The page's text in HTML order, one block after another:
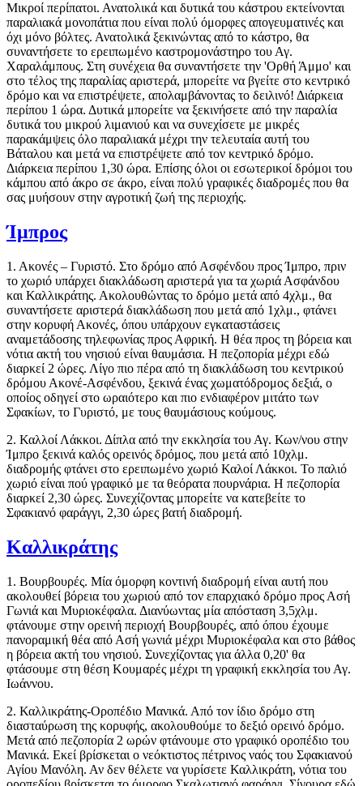
Μικροί περίπατοι. Ανατολικά και δυτικά του κάστρου εκτείνονται
παραλιακά μονοπάτια που είναι πολύ όμορφες απογευματινές και
όχι μόνο βόλτες. Ανατολικά ξεκινώντας από το κάστρο, θα
συναντήσετε το ερειπωμένο καστρομονάστηρο του Αγ.
Χαραλάμπους. Στη συνέχεια θα συναντήσετε την 'Ορθή Άμμο' και
στο τέλος της παραλίας αριστερά, μπορείτε να βγείτε στο κεντρικό
δρόμο και να επιστρέψετε, απολαμβάνοντας το δειλινό! Διάρκεια
περίπου 1 ώρα. Δυτικά μπορείτε να ξεκινήσετε από την παραλία
δυτικά του μικρού λιμανιού και να συνεχίσετε με μικρές
παρακάμψεις όλο παραλιακά μέχρι την τελευταία αυτή του
Βάταλου και μετά να επιστρέψετε από τον κεντρικό δρόμο.
Διάρκεια περίπου 1,30 ώρα. Επίσης όλοι οι εσωτερικοί δρόμοι του
κάμπου από άκρο σε άκρο, είναι πολύ γραφικές διαδρομές που θα
σας μυήσουν στην αγροτική ζωή της περιοχής.
Ίμπρος
1. Ακονές – Γυριστό. Στο δρόμο από Ασφένδου προς Ίμπρο, πριν
το χωριό υπάρχει διακλάδωση αριστερά για τα χωριά Ασφάνδου
και Καλλικράτης. Ακολουθώντας το δρόμο μετά από 4χλμ., θα
συναντήσετε αριστερά διακλάδωση που μετά από 1χλμ., φτάνει
στην κορυφή Ακονές, όπου υπάρχουν εγκαταστάσεις
αναμετάδοσης τηλεφωνίας προς Αφρική. Η θέα προς τη βόρεια και
νότια ακτή του νησιού είναι θαυμάσια. Η πεζοπορία μέχρι εδώ
διαρκεί 2 ώρες. Λίγο πιο πέρα από τη διακλάδωση του κεντρικού
δρόμου Ακονέ-Ασφένδου, ξεκινά ένας χωματόδρομος δεξιά, ο
οποίος οδηγεί στο ωραιότερο και πιο ενδιαφέρον μιτάτο των
Σφακίων, το Γυριστό, με τους θαυμάσιους κούμους.
2. Καλλοί Λάκκοι. Δίπλα από την εκκλησία του Αγ. Κων/νου στην
Ίμπρο ξεκινά καλός ορεινός δρόμος, που μετά από 10χλμ.
διαδρομής φτάνει στο ερειπωμένο χωριό Καλοί Λάκκοι. Το παλιό
χωριό είναι πού γραφικό με τα θεόρατα πουρνάρια. Η πεζοπορία
διαρκεί 2,30 ώρες. Συνεχίζοντας μπορείτε να κατεβείτε το
Σφακιανό φαράγγι, 2,30 ώρες βατή διαδρομή.
Καλλικράτης
1. Βουρβουρές. Μία όμορφη κοντινή διαδρομή είναι αυτή που
ακολουθεί βόρεια του χωριού από τον επαρχιακό δρόμο προς Ασή
Γωνιά και Μυριοκέφαλα. Διανύωντας μία απόσταση 3,5χλμ.
φτάνουμε στην ορεινή περιοχή Βουρβουρές, από όπου έχουμε
πανοραμική θέα από Ασή γωνιά μέχρι Μυριοκέφαλα και στο βάθος
η βόρεια ακτή του νησιού. Συνεχίζοντας για άλλα 0,20' θα
φτάσουμε στη θέση Κουμαρές μέχρι τη γραφική εκκλησία του Αγ.
Ιωάννου.
2. Καλλικράτης-Οροπέδιο Μανικά. Από τον ίδιο δρόμο στη
διασταύρωση της κορυφής, ακολουθούμε το δεξιό ορεινό δρόμο.
Μετά από πεζοπορία 2 ωρών φτάνουμε στο γραφικό οροπέδιο του
Μανικά. Εκεί βρίσκεται ο νεόκτιστος πέτρινος ναός του Σφακιανού
Αγίου Μανόλη. Αν δεν θέλετε να γυρίσετε Καλλικράτη, νότια του